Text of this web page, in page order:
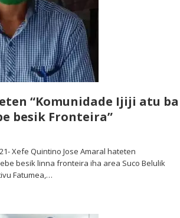
“Komunidade Ijiji atu ba
besik Fronteira”
21- Xefe Quintino Jose Amaral hateten
besik linna fronteira iha area Suco Belulik
Fatumea,…